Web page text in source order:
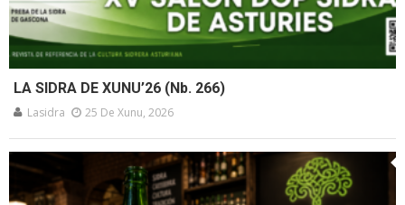
LA SIDRA DE XUNU’26 (Nb. 266)
Lasidra 25 De Xunu, 2026